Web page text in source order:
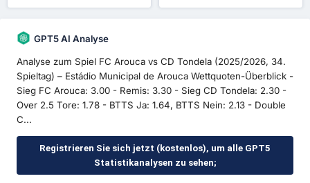
GPT5 AI Analyse
Analyse zum Spiel FC Arouca vs CD Tondela (2025/2026, 34.
Spieltag) – Estádio Municipal de Arouca Wettquoten-Überblick -
Sieg FC Arouca: 3.00 - Remis: 3.30 - Sieg CD Tondela: 2.30 -
Over 2.5 Tore: 1.78 - BTTS Ja: 1.64, BTTS Nein: 2.13 - Double
C...
Registrieren Sie sich jetzt (kostenlos), um alle GPT5
Statistikanalysen zu sehen;